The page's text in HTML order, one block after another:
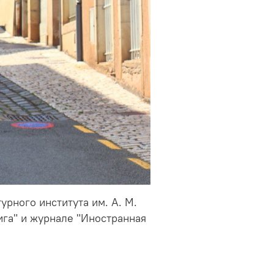
института им. А. М.
и журнале "Иностранная